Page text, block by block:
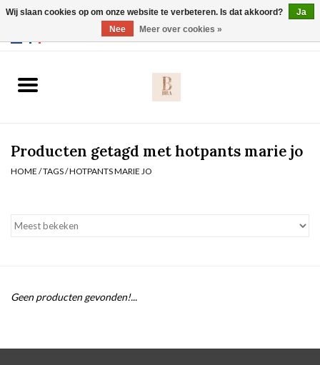
Slip
Nachtmode
Badmode
Producten getagd met hotpants marie jo
HOME /TAGS/HOTPANTS MARIE JO
Geen producten gevonden!...
Wij slaan cookies op om onze website te verbeteren. Is dat akkoord?
Ja
Nee
Meer over cookies »
Webshop werkt met EU maten. .